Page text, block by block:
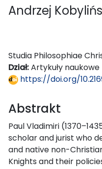
Andrzej
Studia Philosophiae
Dział:Artykuły naukowe
https://doi.org/
Abstrakt
Paul Vladimiri
scholar and jurist who
and native non-
Knights and their